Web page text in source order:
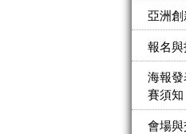
亞洲
報名
海報
賽須知
會場